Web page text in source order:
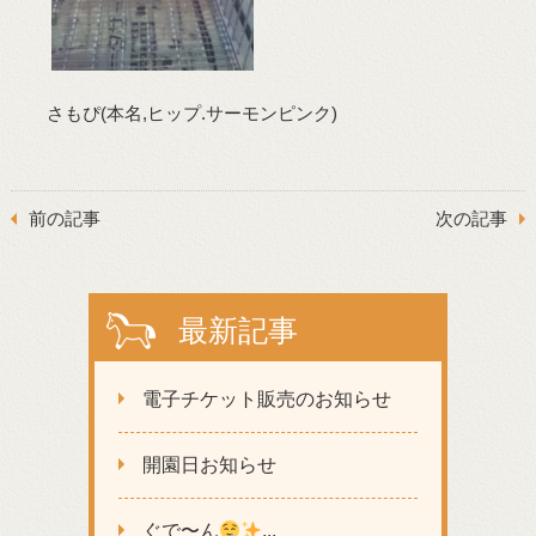
さもぴ(本名,ヒップ.サーモンピンク)
前の記事 次の記事
最新記事
電子チケット販売のお知らせ
開園日お知らせ
ぐで〜ん ...